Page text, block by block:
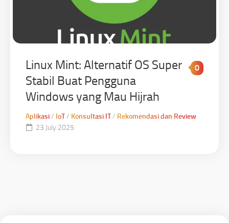
Linux Mint: Alternatif OS Super
Stabil Buat Pengguna
Windows yang Mau Hijrah
0
Aplikasi/ IoT/ Konsultasi IT/ Rekomendasi dan Review
23 July 2025